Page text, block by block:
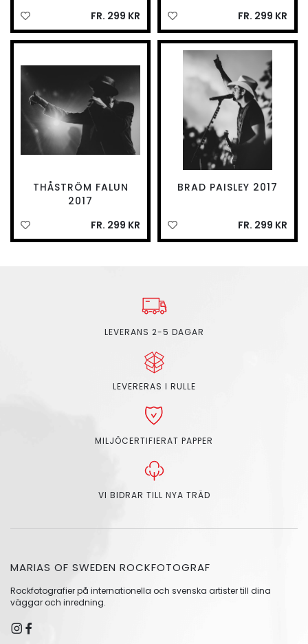
FR. 299 KR
FR. 299 KR
THÅSTRÖM FALUN
2017
FR. 299 KR
BRAD PAISLEY 2017
FR. 299 KR
LEVERANS 2-5 DAGAR
LEVERERAS I RULLE
MILJÖCERTIFIERAT PAPPER
VI BIDRAR TILL NYA TRÄD
MARIAS OF SWEDEN ROCKFOTOGRAF
Rockfotografier på internationella och svenska artister till dina
väggar och inredning.